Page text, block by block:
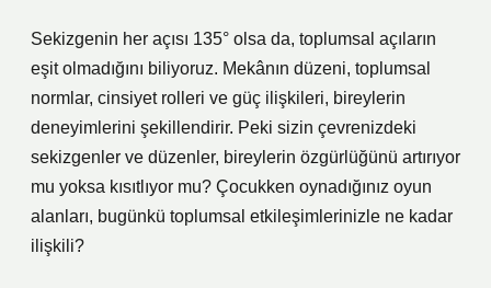
Sekizgenin her açısı 135° olsa da, toplumsal açıların
eşit olmadığını biliyoruz. Mekânın düzeni, toplumsal
normlar, cinsiyet rolleri ve güç ilişkileri, bireylerin
deneyimlerini şekillendirir. Peki sizin çevrenizdeki
sekizgenler ve düzenler, bireylerin özgürlüğünü artırıyor
mu yoksa kısıtlıyor mu? Çocukken oynadığınız oyun
alanları, bugünkü toplumsal etkileşimlerinizle ne kadar
ilişkili?